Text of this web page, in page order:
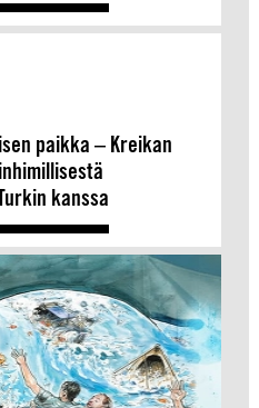
paikka – Kreikan
kanssa